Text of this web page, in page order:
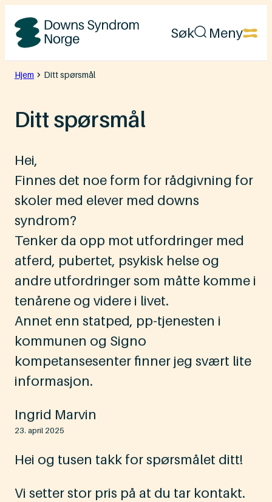
Hopp
Downs
Syndrom
Søk Meny
Hjem Ditt spørsmål
Ditt spørsmål
Hei,
Finnes det noe form for rådgivning for
skoler med elever med downs
syndrom?
Tenker da opp mot utfordringer med
atferd, pubertet, psykisk helse og
andre utfordringer som måtte komme i
tenårene og videre i livet.
Annet enn statped, pp-tjenesten i
kommunen og Signo
kompetansesenter finner jeg svært lite
informasjon.
Ingrid Marvin
23. april 2025
Hei og tusen takk for spørsmålet ditt!
Vi setter stor pris på at du tar kontakt.